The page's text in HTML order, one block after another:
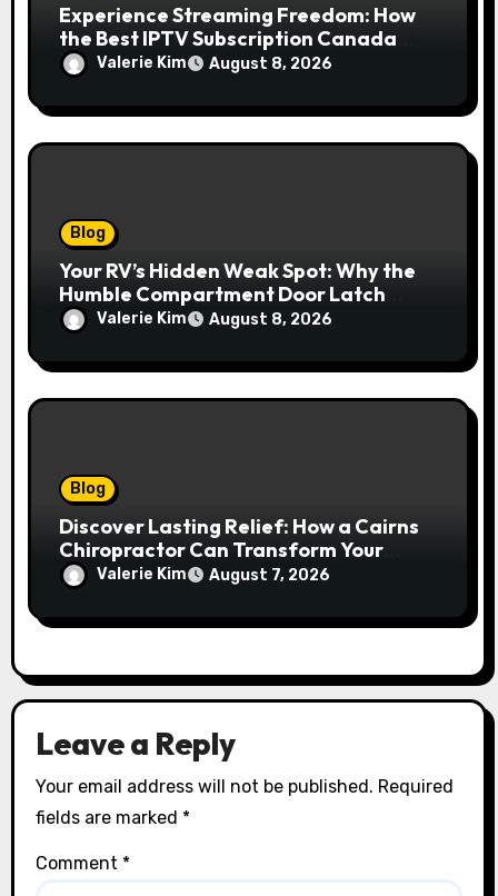
Experience Streaming Freedom: How
the Best IPTV Subscription Canada
Redefines Home Entertainment
Valerie Kim August 8, 2026
Blog
Your RV’s Hidden Weak Spot: Why the
Humble Compartment Door Latch
Deserves Much More Attention
Valerie Kim August 8, 2026
Blog
Discover Lasting Relief: How a Cairns
Chiropractor Can Transform Your
Spinal Health
Valerie Kim August 7, 2026
Leave a Reply
Your email address will not be published. Required
fields are marked *
Comment *